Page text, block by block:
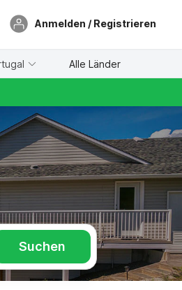
Anmelden / Registrieren
Alle Länder
Suchen